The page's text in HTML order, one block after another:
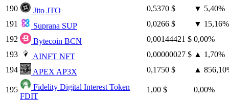
190
Jito JTO 0,5370 $ ▼ 5,40%
191
Suprana SUP 0,0266 $ ▼ 15,16%
192
Bytecoin BCN 0,00144421 $ 0,00%
193
AINFT NFT 0,00000027 $ ▲ 1,70%
194
APEX AP3X 0,1750 $ ▲
195
Fidelity Digital Interest Token
FDIT
1,00 $ 0,00%